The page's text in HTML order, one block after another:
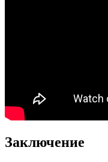
Заключение